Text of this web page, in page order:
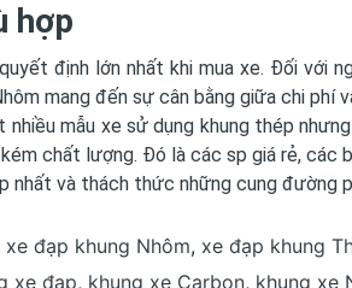
hợp
định lớn nhất khi mua xe. Đối với
mang đến sự cân bằng giữa chi
mẫu xe sử dụng khung thép
chất lượng. Đó là các sp giá rẻ, các
nhất và thách thức những cung đường
xe đạp khung Nhôm, xe đạp khung
xe đạp, khung xe Carbon, khung xe